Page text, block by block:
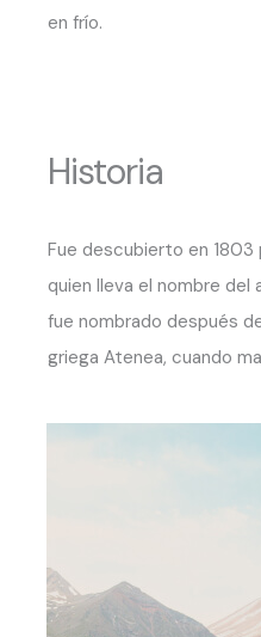
en frío.
Historia
Fue descubierto en 1803
quien lleva el nombre del
fue nombrado después
griega Atenea, cuando